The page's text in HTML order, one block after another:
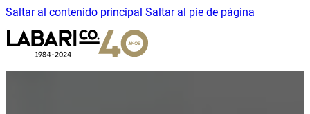
Saltar al contenido principal Saltar al pie de página